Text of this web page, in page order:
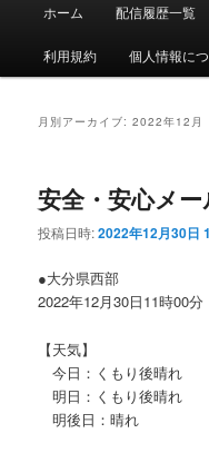
メ
ホーム 配信履歴一覧
利用規約 個人情報に
月別アーカイブ:2022年12月
安全・安心メ
投稿日時:2022年12月30日
●大分県西部
2022年12月30日11時00
【天気】
今日：くもり後晴れ
明日：くもり後晴れ
明後日：晴れ